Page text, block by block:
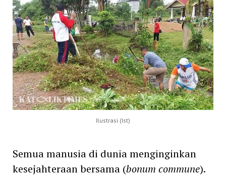
Ilustrasi (Ist)
Semua manusia di dunia menginginkan
kesejahteraan bersama (bonum commune).